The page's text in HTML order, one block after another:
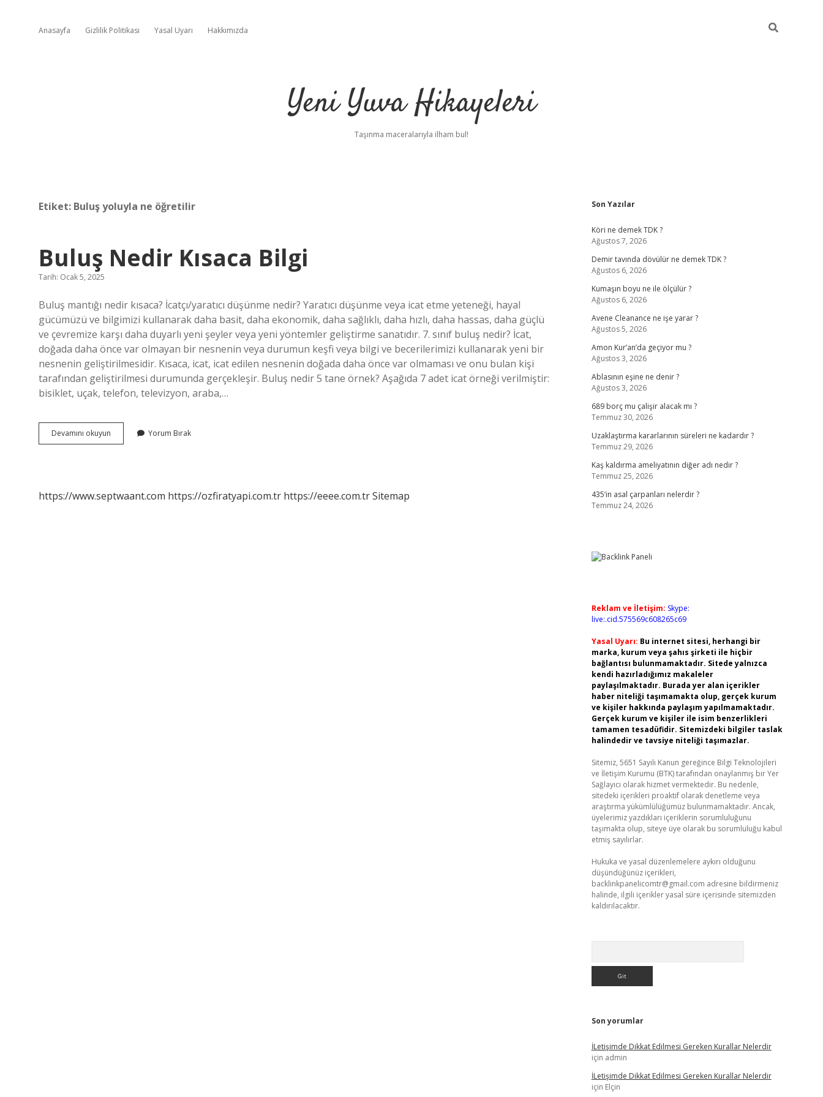
Anasayfa Gizlilik Politikası Yasal Uyarı Hakkımızda
Yeni Yuva Hikayeleri
Taşınma maceralarıyla ilham bul!
Etiket: Buluş yoluyla ne öğretilir
Buluş Nedir Kısaca Bilgi
Tarih: Ocak 5, 2025
Buluş mantığı nedir kısaca? İcatçı/yaratıcı düşünme nedir? Yaratıcı düşünme veya icat etme yeteneği, hayal
gücümüzü ve bilgimizi kullanarak daha basit, daha ekonomik, daha sağlıklı, daha hızlı, daha hassas, daha güçlü
ve çevremize karşı daha duyarlı yeni şeyler veya yeni yöntemler geliştirme sanatıdır. 7. sınıf buluş nedir? İcat,
doğada daha önce var olmayan bir nesnenin veya durumun keşfi veya bilgi ve becerilerimizi kullanarak yeni bir
nesnenin geliştirilmesidir. Kısaca, icat, icat edilen nesnenin doğada daha önce var olmaması ve onu bulan kişi
tarafından geliştirilmesi durumunda gerçekleşir. Buluş nedir 5 tane örnek? Aşağıda 7 adet icat örneği verilmiştir:
bisiklet, uçak, telefon, televizyon, araba,…
Devamını okuyun
Nedir
Yorum Bırak
https://www.septwaant.com https://ozfiratyapi.com.tr https://eeee.com.trSitemap
Sidebar
Son Yazılar
Köri ne demek TDK ?
Ağustos 7, 2026
Demir tavında dövülür ne demek TDK ?
Ağustos 6, 2026
Kumaşın boyu ne ile ölçülür ?
Ağustos 6, 2026
Avene Cleanance ne işe yarar ?
Ağustos 5, 2026
Amon Kur’an’da geçiyor mu ?
Ağustos 3, 2026
Ablasının eşine ne denir ?
Ağustos 3, 2026
689 borç mu çalişir alacak mı ?
Temmuz 30, 2026
Uzaklaştırma kararlarının süreleri ne kadardır ?
Temmuz 29, 2026
Kaş kaldırma ameliyatının diğer adı nedir ?
Temmuz 25, 2026
435’in asal çarpanları nelerdir ?
Temmuz 24, 2026
Reklam ve İletişim: Skype:
live:.cid.575569c608265c69
Yasal Uyarı: Bu internet sitesi, herhangi bir
marka, kurum veya şahıs şirketi ile hiçbir
bağlantısı bulunmamaktadır. Sitede yalnızca
kendi hazırladığımız makaleler
paylaşılmaktadır. Burada yer alan içerikler
haber niteliği taşımamakta olup, gerçek kurum
ve kişiler hakkında paylaşım yapılmamaktadır.
Gerçek kurum ve kişiler ile isim benzerlikleri
tamamen tesadüfidir. Sitemizdeki bilgiler taslak
halindedir ve tavsiye niteliği taşımazlar.
Sitemiz, 5651 Sayılı Kanun gereğince Bilgi Teknolojileri
ve İletişim Kurumu (BTK) tarafından onaylanmış bir Yer
Sağlayıcı olarak hizmet vermektedir. Bu nedenle,
sitedeki içerikleri proaktif olarak denetleme veya
araştırma yükümlülüğümüz bulunmamaktadır. Ancak,
üyelerimiz yazdıkları içeriklerin sorumluluğunu
taşımakta olup, siteye üye olarak bu sorumluluğu kabul
etmiş sayılırlar.
Hukuka ve yasal düzenlemelere aykırı olduğunu
düşündüğünüz içerikleri,
backlinkpanelicomtr@gmail.com adresine bildirmeniz
halinde, ilgili içerikler yasal süre içerisinde sitemizden
kaldırılacaktır.
Son yorumlar
İLetişimde Dikkat Edilmesi Gereken Kurallar Nelerdir
için admin
İLetişimde Dikkat Edilmesi Gereken Kurallar Nelerdir
için Elçin